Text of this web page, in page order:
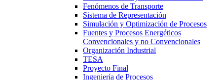
Fenómenos de Transporte
Sistema de Representación
Simulación y Optimización de Procesos
Fuentes y Procesos Energéticos
Convencionales y no Convencionales
Organización Industrial
TESA
Proyecto Final
Ingeniería de Procesos